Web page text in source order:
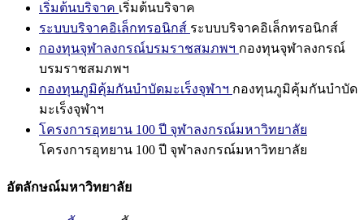
เริ่มต้นบริจาค เริ่มต้นบริจาค
ระบบบริจาคอิเล็กทรอนิกส์ ระบบบริจาคอิเล็กทรอนิกส์
กองทุนจุฬาลงกรณ์บรมราชสมภพฯ กองทุนจุฬาลงกรณ์
บรมราชสมภพฯ
กองทุนภูมิคุ้มกันบำบัดมะเร็งจุฬาฯ กองทุนภูมิคุ้มกันบำบัด
มะเร็งจุฬาฯ
โครงการอุทยาน 100 ปี จุฬาลงกรณ์มหาวิทยาลัย
โครงการอุทยาน 100 ปี จุฬาลงกรณ์มหาวิทยาลัย
อัตลักษณ์มหาวิทยาลัย